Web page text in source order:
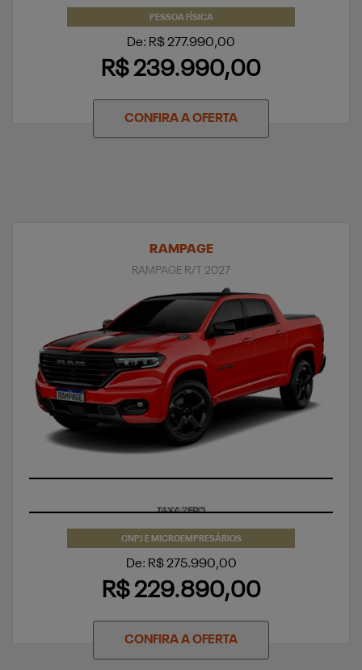
PESSOA FÍSICA
De: R$ 277.990,00
R$ 239.990,00
CONFIRA A OFERTA
RAMPAGE
RAMPAGE R/T 2027
CNPJ E MICROEMPRESÁRIOS
De: R$ 275.990,00
R$ 229.890,00
CONFIRA A OFERTA